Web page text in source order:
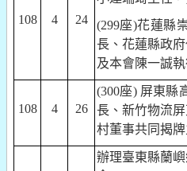
108 4 24
(299座)花蓮縣
長、花蓮縣政
及本會陳一誠
108 4 26
(300座) 屏東縣
長、新竹物流
村董事共同揭牌
辦理臺東縣蘭